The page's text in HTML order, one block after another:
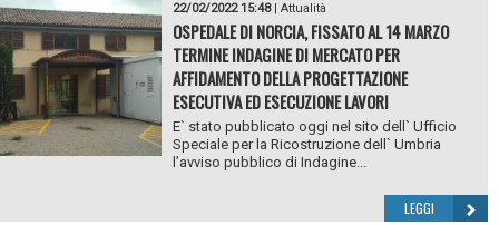
22/02/2022 15:48| Attualità
OSPEDALE DI NORCIA, FISSATO AL 14 MARZO
TERMINE INDAGINE DI MERCATO PER
AFFIDAMENTO DELLA PROGETTAZIONE
ESECUTIVA ED ESECUZIONE LAVORI
E` stato pubblicato oggi nel sito dell` Ufficio
Speciale per la Ricostruzione dell` Umbria
l’avviso pubblico di Indagine...
LEGGI